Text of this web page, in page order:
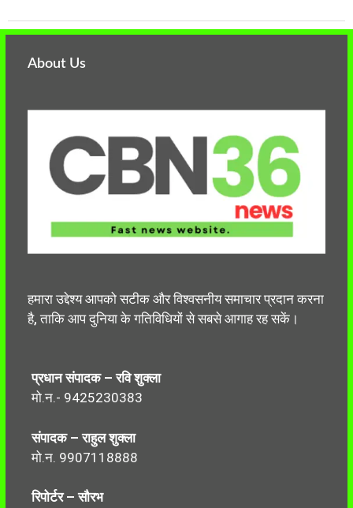
About Us
हमारा उद्देश्य आपको सटीक और विश्वसनीय समाचार प्रदान करना
है, ताकि आप दुनिया के गतिविधियों से सबसे आगाह रह सकें।
प्रधान संपादक – रवि शुक्ला
मो.न.- 9425230383
संपादक – राहुल शुक्ला
मो.न. 9907118888
रिपोर्टर – सौरभ